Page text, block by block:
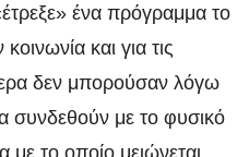
ένα πρόγραμμα το
και για τις
δεν μπορούσαν λόγω
συνδεθούν με το φυσικό